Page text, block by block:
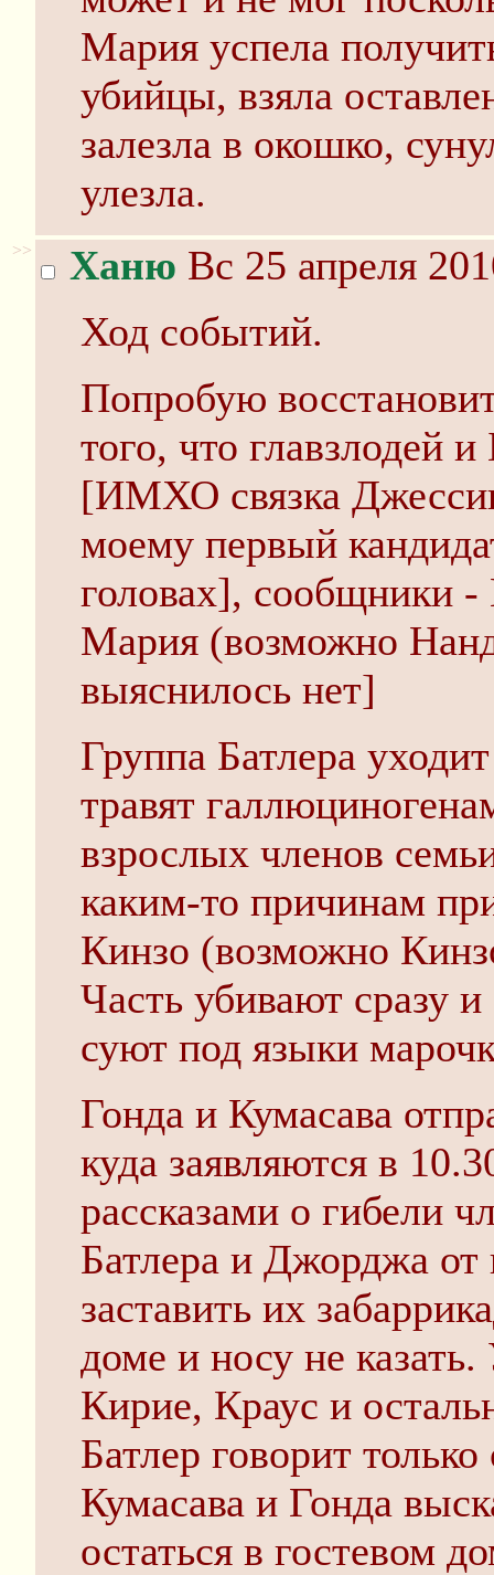
Мария успела
убийцы, взяла
залезла в окошко,
улезла.
>> Ханю Вс 25 апреля
Ход событий.
Попробую
того, что главзлодей
[ИМХО связка
моему первый
головах], сообщники
Мария (возможно
выяснилось нет]
Группа Батлера
травят
взрослых членов
каким-то причинам
Кинзо (возможно
Часть убивают сразу
суют под языки
Гонда и Кумасава
куда заявляются в
рассказами о гибели
Батлера и Джорджа от
заставить их
доме и носу не
Кирие, Краус и
Батлер говорит
Кумасава и Гонда
остаться в гостевом